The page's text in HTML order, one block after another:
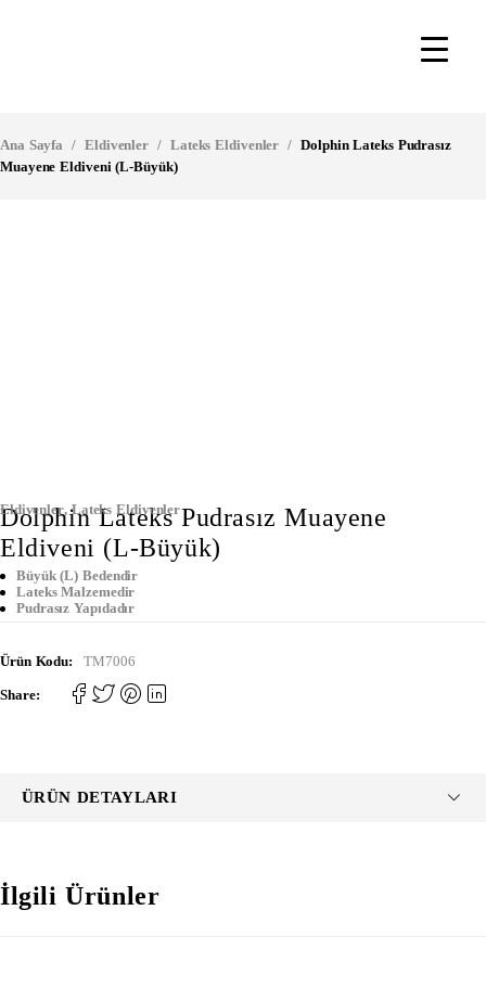
Ana Sayfa / Eldivenler / Lateks Eldivenler / Dolphin Lateks Pudrasız
Muayene Eldiveni (L-Büyük)
Eldivenler,Lateks Eldivenler
Dolphin Lateks Pudrasız Muayene
Eldiveni (L-Büyük)
Büyük (L) Bedendir
Lateks Malzemedir
Pudrasız Yapıdadır
Ürün Kodu: TM7006
Share:
ÜRÜN DETAYLARI
İlgili Ürünler